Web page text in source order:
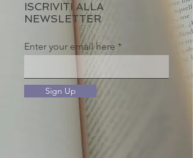
ISCRIVITI ALLA
NEWSLETTER
Enter your email here
Sign Up